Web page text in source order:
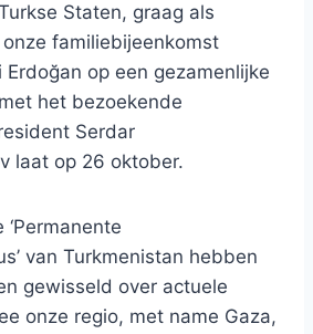
Staten, graag als
familiebijeenkomst
Erdoğan op een gezamenlijke
het bezoekende
Serdar
laat op 26 oktober.
‘Permanente
van Turkmenistan hebben
gewisseld over actuele
onze regio, met name Gaza,